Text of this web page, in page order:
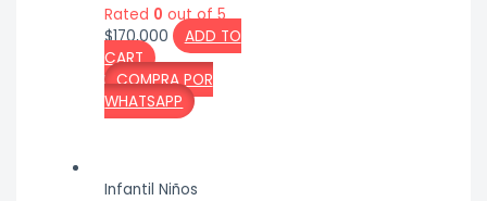
Rated 0 out of 5
$170,000
ADD TO
CART
COMPRA POR
WHATSAPP
Infantil Niños